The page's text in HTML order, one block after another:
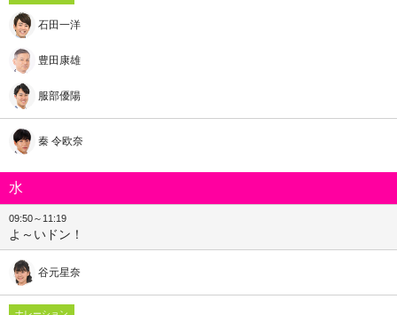
石田一洋
豊田康雄
服部優陽
秦 令欧奈
水
09:50～11:19
よ～いドン！
谷元星奈